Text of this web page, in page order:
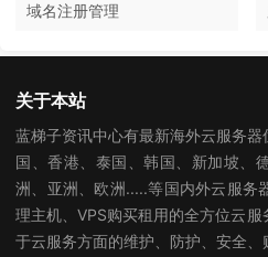
域名注册管理
关于本站
蓝梯子资讯中心有最新海外云服务
国、香港、泰国、韩国、新加坡、
洲、亚洲、欧洲.....等国内外云服务
理主机、VPS购买租用的全方位云
于云服务方面的维护、防护、安全、